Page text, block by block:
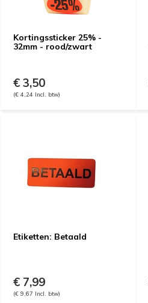
Kortingssticker 25% -
32mm - rood/zwart
€ 3,50
(€ 4,24 Incl. btw)
Etiketten: Betaald
€ 7,99
(€ 9,67 Incl. btw)